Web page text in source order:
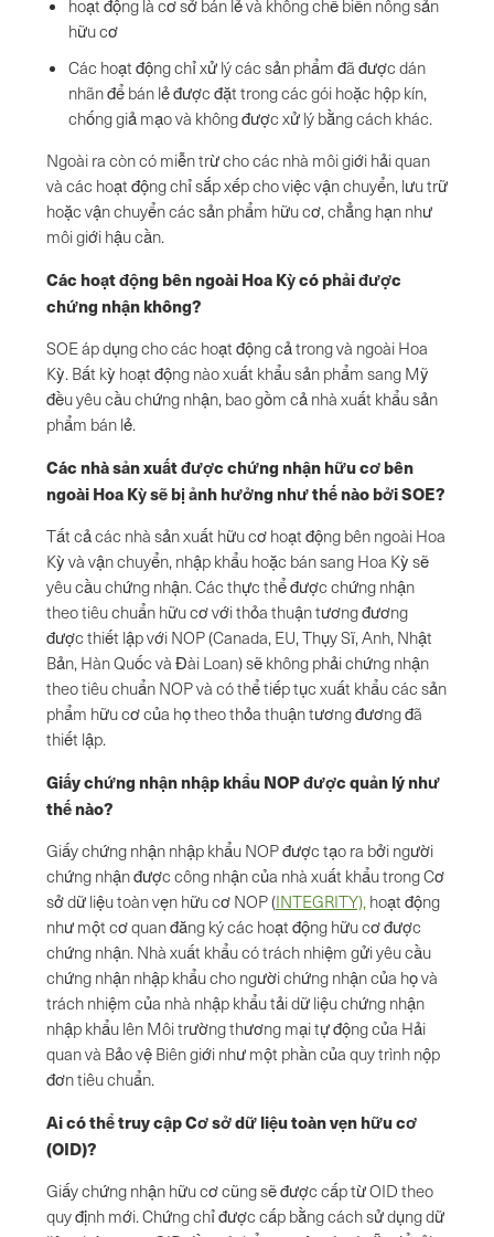
hoạt động là cơ sở bán lẻ và không chế biến nông sản
hữu cơ
Các hoạt động chỉ xử lý các sản phẩm đã được dán
nhãn để bán lẻ được đặt trong các gói hoặc hộp kín,
chống giả mạo và không được xử lý bằng cách khác.
Ngoài ra còn có miễn trừ cho các nhà môi giới hải quan
và các hoạt động chỉ sắp xếp cho việc vận chuyển, lưu trữ
hoặc vận chuyển các sản phẩm hữu cơ, chẳng hạn như
môi giới hậu cần.
Các hoạt động bên ngoài Hoa Kỳ có phải được
chứng nhận không?
SOE áp dụng cho các hoạt động cả trong và ngoài Hoa
Kỳ. Bất kỳ hoạt động nào xuất khẩu sản phẩm sang Mỹ
đều yêu cầu chứng nhận, bao gồm cả nhà xuất khẩu sản
phẩm bán lẻ.
Các nhà sản xuất được chứng nhận hữu cơ bên
ngoài Hoa Kỳ sẽ bị ảnh hưởng như thế nào bởi SOE?
Tất cả các nhà sản xuất hữu cơ hoạt động bên ngoài Hoa
Kỳ và vận chuyển, nhập khẩu hoặc bán sang Hoa Kỳ sẽ
yêu cầu chứng nhận. Các thực thể được chứng nhận
theo tiêu chuẩn hữu cơ với thỏa thuận tương đương
được thiết lập với NOP (Canada, EU, Thụy Sĩ, Anh, Nhật
Bản, Hàn Quốc và Đài Loan) sẽ không phải chứng nhận
theo tiêu chuẩn NOP và có thể tiếp tục xuất khẩu các sản
phẩm hữu cơ của họ theo thỏa thuận tương đương đã
thiết lập.
Giấy chứng nhận nhập khẩu NOP được quản lý như
thế nào?
Giấy chứng nhận nhập khẩu NOP được tạo ra bởi người
chứng nhận được công nhận của nhà xuất khẩu trong Cơ
sở dữ liệu toàn vẹn hữu cơ NOP (INTEGRITY), hoạt động
như một cơ quan đăng ký các hoạt động hữu cơ được
chứng nhận. Nhà xuất khẩu có trách nhiệm gửi yêu cầu
chứng nhận nhập khẩu cho người chứng nhận của họ và
trách nhiệm của nhà nhập khẩu tải dữ liệu chứng nhận
nhập khẩu lên Môi trường thương mại tự động của Hải
quan và Bảo vệ Biên giới như một phần của quy trình nộp
đơn tiêu chuẩn.
Ai có thể truy cập Cơ sở dữ liệu toàn vẹn hữu cơ
(OID)?
Giấy chứng nhận hữu cơ cũng sẽ được cấp từ OID theo
quy định mới. Chứng chỉ được cấp bằng cách sử dụng dữ